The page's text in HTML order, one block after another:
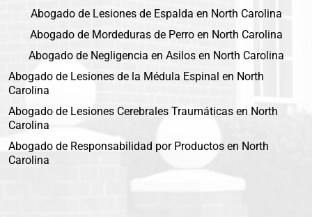
Abogado de Lesiones de Espalda en North Carolina
Abogado de Mordeduras de Perro en North Carolina
Abogado de Negligencia en Asilos en North Carolina
Abogado de Lesiones de la Médula Espinal en North
Carolina
Abogado de Lesiones Cerebrales Traumáticas en North
Carolina
Abogado de Responsabilidad por Productos en North
Carolina